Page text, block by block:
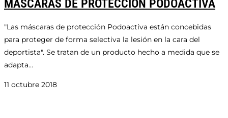
MÁSCARAS DE PROTECCIÓN PODOACTIVA
"Las máscaras de protección Podoactiva están concebidas
para proteger de forma selectiva la lesión en la cara del
deportista". Se tratan de un producto hecho a medida que se
adapta…
11 octubre 2018